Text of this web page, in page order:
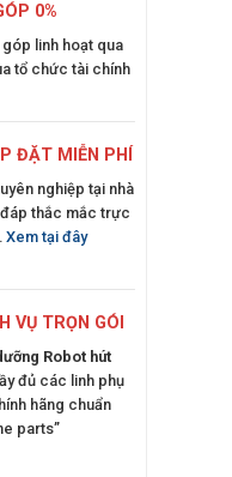
0%
linh hoạt qua
tổ chức tài chính
ĐẶT MIỄN PHÍ
nghiệp tại nhà
đáp thắc mắc trực
Xem tại đây
VỤ TRỌN GÓI
Robot hút
đủ các linh phụ
hãng chuẩn
parts”